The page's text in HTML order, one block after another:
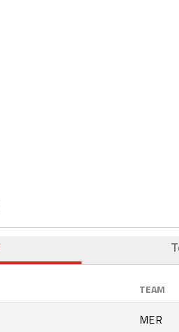
TEAM
MER